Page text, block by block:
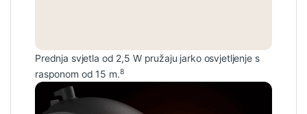
Prednja svjetla od 2,5 W pružaju jarko osvjetljenje s
rasponom od 15 m.8